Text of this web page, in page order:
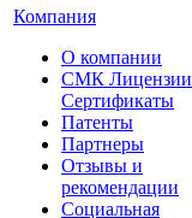
Компания
О компании
СМК Лицензии
Сертификаты
Патенты
Партнеры
Отзывы и
рекомендации
Социальная